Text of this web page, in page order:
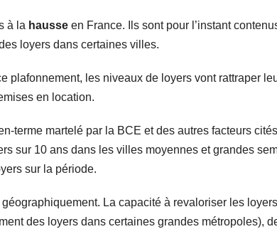
à la hausse en France. Ils sont pour l’instant
loyers dans certaines villes.
plafonnement, les niveaux de loyers vont rattraper
en location.
terme martelé par la BCE et des autres facteurs
sur 10 ans dans les villes moyennes et grandes
sur la période.
La capacité à revaloriser les
des loyers dans certaines grandes métropoles),